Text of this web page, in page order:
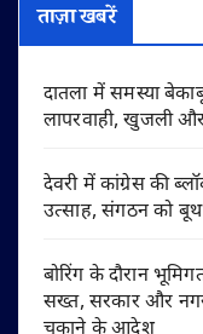
ताज़ा खबरें
दातला में समस्या
लापरवाही, खुजली
देवरी में कांग्रेस की
उत्साह, संगठन को
बोरिंग के दौरान
सख्त, सरकार और